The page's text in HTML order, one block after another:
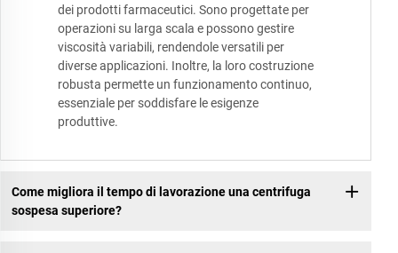
dei prodotti farmaceutici. Sono progettate per
operazioni su larga scala e possono gestire
viscosità variabili, rendendole versatili per
diverse applicazioni. Inoltre, la loro costruzione
robusta permette un funzionamento continuo,
essenziale per soddisfare le esigenze
produttive.
Come migliora il tempo di lavorazione una centrifuga
sospesa superiore?